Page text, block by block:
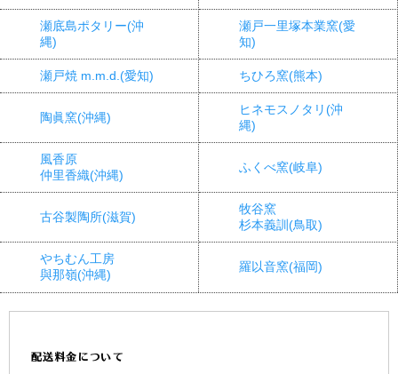
瀬底島ポタリー(沖
縄)
瀬戸一里塚本業窯(愛
知)
瀬戸焼 m.m.d.(愛知) ちひろ窯(熊本)
陶眞窯(沖縄)
ヒネモスノタリ(沖
縄)
風香原
仲里香織(沖縄)
ふくべ窯(岐阜)
古谷製陶所(滋賀)
牧谷窯
杉本義訓(鳥取)
やちむん工房
與那嶺(沖縄)
羅以音窯(福岡)